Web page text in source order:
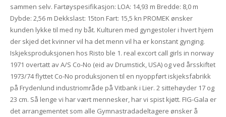
sammen selv. Fartøyspesifikasjon: LOA: 14,93 m Bredde: 8,0 m
Dybde: 2,56 m Dekkslast: 15ton Fart: 15,5 kn PROMEK ønsker
kunden lykke til med ny båt. Kulturen med gyngestoler i hvert hjem
der skjed det kvinner vil ha det menn vil ha er konstant gynging.
Iskjeksproduksjonen hos Risto ble 1. real excort call girls in norway
1971 overtatt av A/S Co-No (eid av Drumstick, USA) og ved årsskiftet
1973/74 flyttet Co-No produksjonen til en nyoppført iskjeksfabrikk
på Frydenlund industriområde på Vitbank i Lier. 2 sittehøyder 17 og
23 cm. Så lenge vi har vært mennesker, har vi spist kjøtt. FIG-Gala er
det arrangementet som alle Gymnastradadeltagere ønsker å